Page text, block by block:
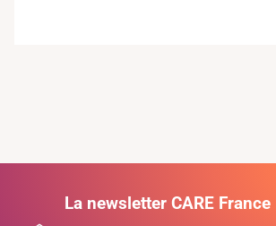
La newsletter CARE France